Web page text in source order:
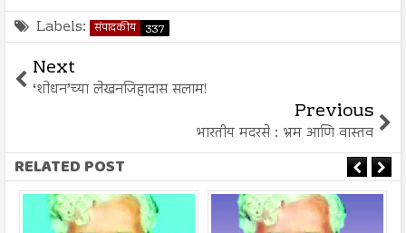
Labels: संपादकीय 337
Next
‘शोधन’च्या लेखनजिहादास सलाम!
Previous
भारतीय मदरसे : भ्रम आणि वास्तव
RELATED POST